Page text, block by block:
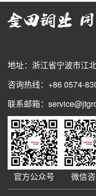
地址：浙江省宁波市江
咨询热线：+86 0574-
联系邮箱：
官方公众号 微信